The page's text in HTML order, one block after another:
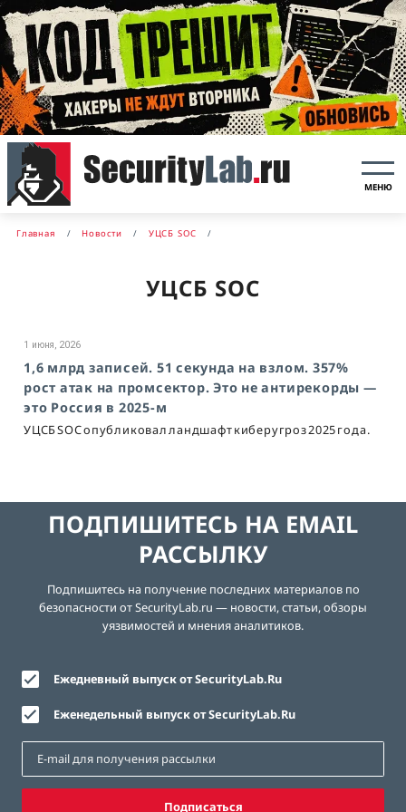
МЕНЮ
Главная Новости УЦСБ SOC
УЦСБ SOC
1 июня, 2026
1,6 млрд записей. 51 секунда на взлом. 357%
рост атак на промсектор. Это не антирекорды —
это Россия в 2025-м
УЦСБ SOC опубликовал ландшафт киберугроз 2025 года.
ПОДПИШИТЕСЬ НА EMAIL
РАССЫЛКУ
Подпишитесь на получение последних материалов по
безопасности от SecurityLab.ru — новости, статьи, обзоры
уязвимостей и мнения аналитиков.
Ежедневный выпуск от SecurityLab.Ru
Еженедельный выпуск от SecurityLab.Ru
Подписаться